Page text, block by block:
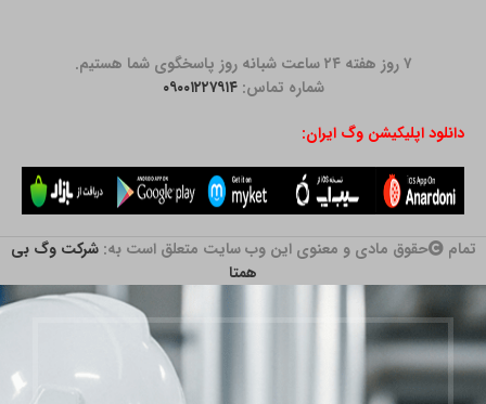
۷ روز هفته ۲۴ ساعت شبانه روز پاسخگوی شما هستیم.
شماره تماس:۰۹۰۰۱۲۲۷۹۱۴
دانلود اپلیکیشن وگ ایران:
تمام حقوق مادی و معنوی این وب سایت متعلق است به:شرکت وگ بی
همتا